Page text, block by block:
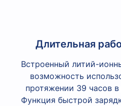
Длительная
Встроенный литий-
возможность
протяжении 39 часов
Функция быстрой